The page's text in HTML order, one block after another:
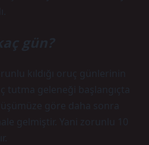
gün?
kıldığı oruç günlerinin
tutma geleneği başlangıçta
göre daha sonra
gelmiştir. Yani zorunlu 10